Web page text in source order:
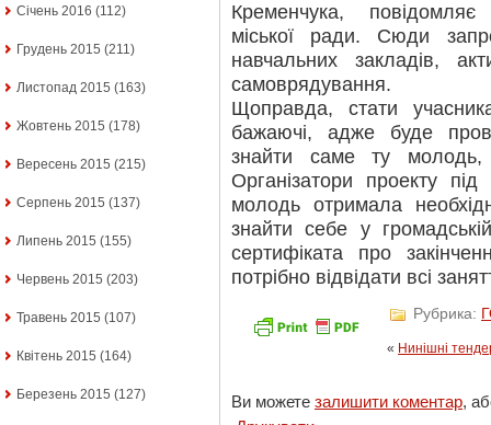
Січень 2016 (112)
Грудень 2015 (211)
Листопад 2015 (163)
Жовтень 2015 (178)
Вересень 2015 (215)
Серпень 2015 (137)
Липень 2015 (155)
Червень 2015 (203)
Травень 2015 (107)
Квітень 2015 (164)
Березень 2015 (127)
Кременчука,
міської ради. Сюди
навчальних закладів,
самоврядування.
Щоправда, стати
бажаючі, адже буде
знайти саме ту молодь,
Організатори проекту
молодь отримала
знайти себе у
сертифіката про
потрібно відвідати всі
Рубрика:
« Нинішні
Ви можете залишити коментар,